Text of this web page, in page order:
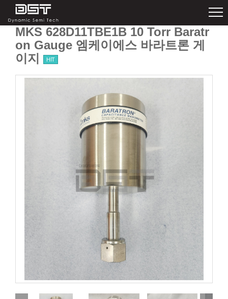
MKS 628D11TBE1B 10 Torr Baratr
on Gauge 엠케이에스 바라트론 게
이지
HIT